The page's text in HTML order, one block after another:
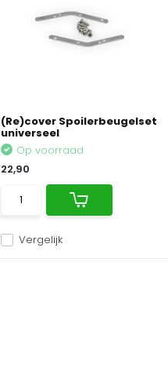
(Re)cover Spoilerbeugelset
universeel
Vergelijk
Op voorraad
22,90